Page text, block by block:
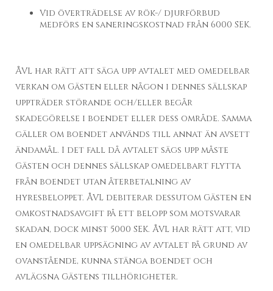
Vid överträdelse av rök-/ djurförbud
medförs en saneringskostnad från 6000 SEK.
ÅVL har rätt att säga upp avtalet med omedelbar
verkan om Gästen eller någon i dennes sällskap
uppträder störande och/eller begår
skadegörelse i boendet eller dess område. Samma
gäller om boendet används till annat än avsett
ändamål. I det fall då avtalet sägs upp måste
Gästen och dennes sällskap omedelbart flytta
från boendet utan återbetalning av
hyresbeloppet. ÅVL debiterar dessutom Gästen en
omkostnadsavgift på ett belopp som motsvarar
skadan, dock minst 5000 SEK. ÅVL har rätt att, vid
en omedelbar uppsägning av avtalet på grund av
ovanstående, kunna stänga boendet och
avlägsna Gästens tillhörigheter.